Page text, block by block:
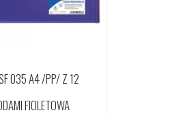
035 A4 /PP/ Z 12
FIOLETOWA